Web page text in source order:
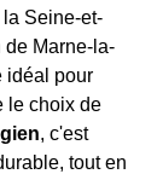
Seine-et-
de Marne-la-
idéal pour
le choix de
, c'est
tout en